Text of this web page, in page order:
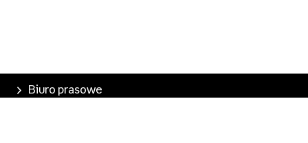
Biuro prasowe